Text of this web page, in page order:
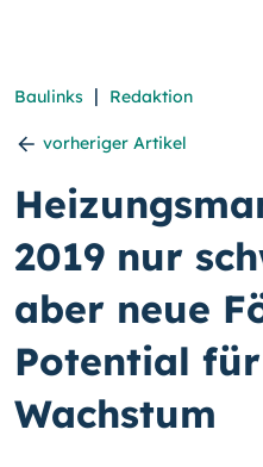
Baulinks | Redaktion
vorheriger Artikel
2019 nur
aber neue
Potential
Wachstum